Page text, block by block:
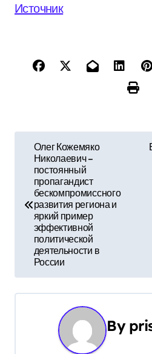
Источник
ц
Олег Кожемяко
Николаевич –
постоянный
пропагандист
бескомпромиссного
развития региона и
яркий пример
эффективной
политической
деятельности в
России
By